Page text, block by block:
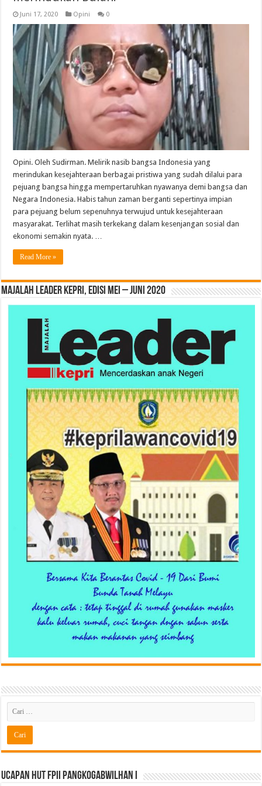
Juni 17, 2020 Opini 0
Opini. Oleh Sudirman. Melirik nasib bangsa Indonesia yang
merindukan kesejahteraan berbagai pristiwa yang sudah dilalui para
pejuang bangsa hingga mempertaruhkan nyawanya demi bangsa dan
Negara Indonesia. Habis tahun zaman berganti sepertinya impian
para pejuang belum sepenuhnya terwujud untuk kesejahteraan
masyarakat. Terlihat masih terkekang dalam kesenjangan sosial dan
ekonomi semakin nyata. …
Read More »
MAJALAH LEADER KEPRI, EDISI MEI – JUNI 2020
Ucapan HUT FPII PANGKOGABWILHAN I